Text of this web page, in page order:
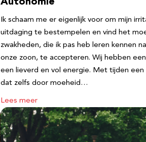
Autonomie
Ik schaam me er eigenlijk voor om mijn
uitdaging te bestempelen en vind het
zwakheden, die ik pas heb leren kennen
onze zoon, te accepteren. Wij hebben
een lieverd en vol energie. Met tijden een
dat zelfs door moeheid…
Lees meer